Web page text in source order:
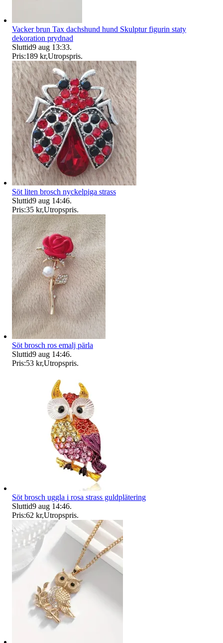
Vacker brun Tax dachshund hund Skulptur figurin staty
dekoration prydnad
Sluttid9 aug 13:33.
Pris:189 kr,Utropspris.
Söt liten brosch nyckelpiga strass
Sluttid9 aug 14:46.
Pris:35 kr,Utropspris.
Söt brosch ros emalj pärla
Sluttid9 aug 14:46.
Pris:53 kr,Utropspris.
Söt brosch uggla i rosa strass guldplätering
Sluttid9 aug 14:46.
Pris:62 kr,Utropspris.